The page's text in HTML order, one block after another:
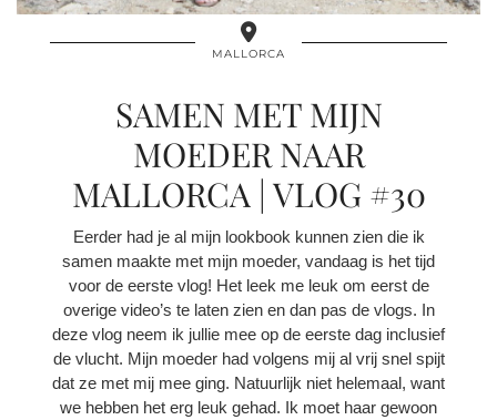
MALLORCA
SAMEN MET MIJN
MOEDER NAAR
MALLORCA | VLOG #30
Eerder had je al mijn lookbook kunnen zien die ik
samen maakte met mijn moeder, vandaag is het tijd
voor de eerste vlog! Het leek me leuk om eerst de
overige video’s te laten zien en dan pas de vlogs. In
deze vlog neem ik jullie mee op de eerste dag inclusief
de vlucht. Mijn moeder had volgens mij al vrij snel spijt
dat ze met mij mee ging. Natuurlijk niet helemaal, want
we hebben het erg leuk gehad. Ik moet haar gewoon